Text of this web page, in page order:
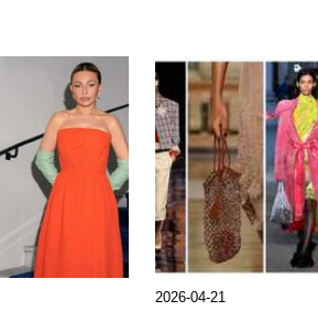
2026-04-21